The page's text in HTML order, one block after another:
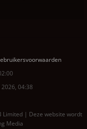
04:38
| Deze website wordt
Media